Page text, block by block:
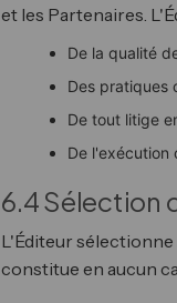
et les Partenaires.
De la qualité
Des pratiques
De tout litige
De l'exécution
6.4 Sélection
L'Éditeur
constitue en aucun